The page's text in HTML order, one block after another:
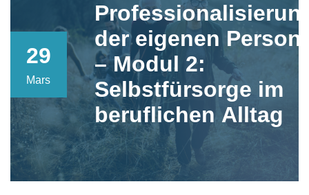
29
Mars
der eigenen Person
– Modul 2:
Selbstfürsorge im
beruflichen Alltag